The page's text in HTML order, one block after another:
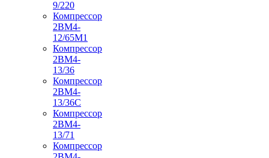
9/220
Компрессор
2ВМ4-
12/65М1
Компрессор
2ВМ4-
13/36
Компрессор
2ВМ4-
13/36С
Компрессор
2ВМ4-
13/71
Компрессор